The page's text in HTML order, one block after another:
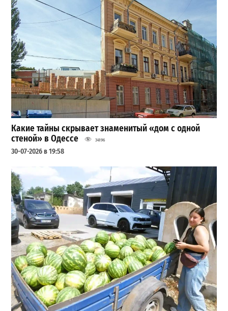
Какие тайны скрывает знаменитый «дом с одной
стеной» в Одессе
34196
30-07-2026 в 19:58